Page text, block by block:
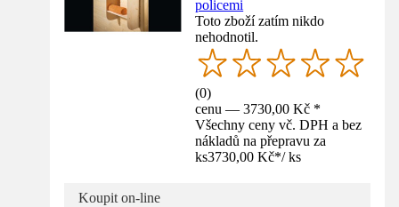
policemi
Toto zboží zatím nikdo
nehodnotil.
(0)
cenu — 3730,00 Kč *
Všechny ceny vč. DPH a bez
nákladů na přepravu za
ks3730,00 Kč*/ ks
Koupit on-line